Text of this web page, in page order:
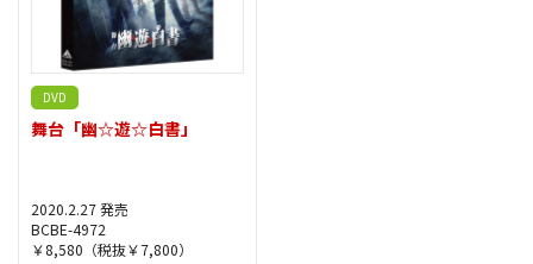
DVD
舞台「幽☆遊☆白書」
2020.2.27 発売
BCBE-4972
￥8,580（税抜￥7,800）